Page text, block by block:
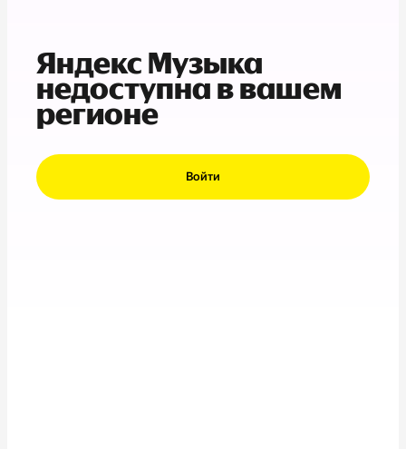
Яндекс Музыка
недоступна в вашем
регионе
Войти